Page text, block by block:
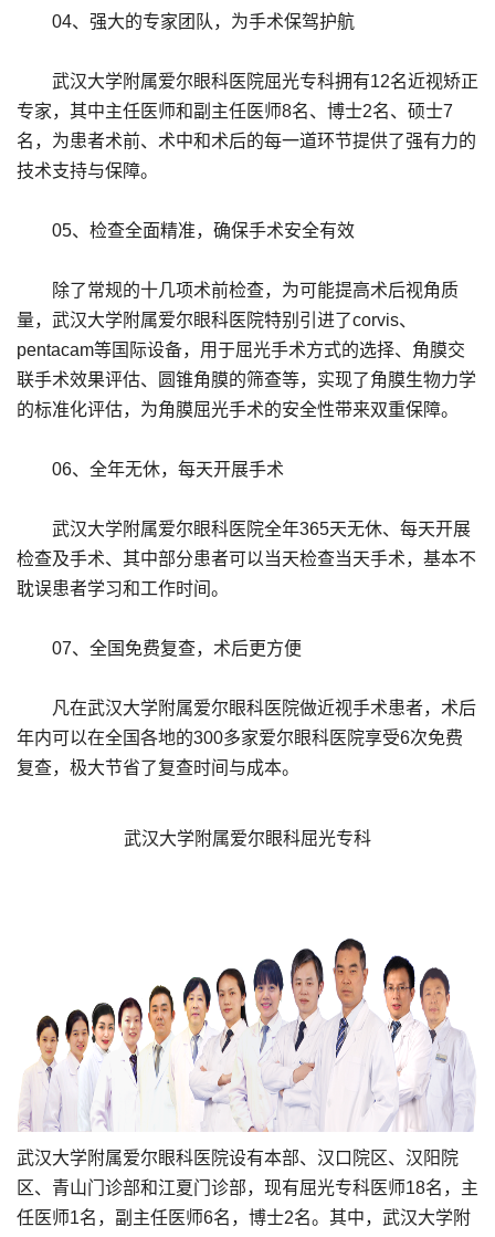
04、强大的专家团队，为手术保驾护航
武汉大学附属爱尔眼科医院屈光专科拥有12名近视矫正
专家，其中主任医师和副主任医师8名、博士2名、硕士7
名，为患者术前、术中和术后的每一道环节提供了强有力的
技术支持与保障。
05、检查全面精准，确保手术安全有效
除了常规的十几项术前检查，为可能提高术后视角质
量，武汉大学附属爱尔眼科医院特别引进了corvis、
pentacam等国际设备，用于屈光手术方式的选择、角膜交
联手术效果评估、圆锥角膜的筛查等，实现了角膜生物力学
的标准化评估，为角膜屈光手术的安全性带来双重保障。
06、全年无休，每天开展手术
武汉大学附属爱尔眼科医院全年365天无休、每天开展
检查及手术、其中部分患者可以当天检查当天手术，基本不
耽误患者学习和工作时间。
07、全国免费复查，术后更方便
凡在武汉大学附属爱尔眼科医院做近视手术患者，术后
年内可以在全国各地的300多家爱尔眼科医院享受6次免费
复查，极大节省了复查时间与成本。
武汉大学附属爱尔眼科屈光专科
武汉大学附属爱尔眼科医院设有本部、汉口院区、汉阳院
区、青山门诊部和江夏门诊部，现有屈光专科医师18名，主
任医师1名，副主任医师6名，博士2名。其中，武汉大学附